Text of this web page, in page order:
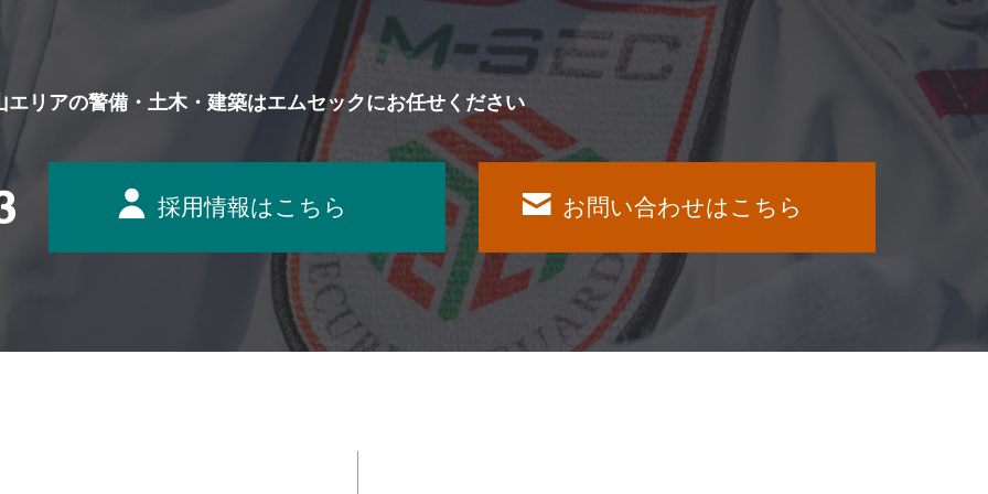
エリアの警備・土木・建築はエムセックにお任せください
採用情報はこちら お問い合わせはこちら